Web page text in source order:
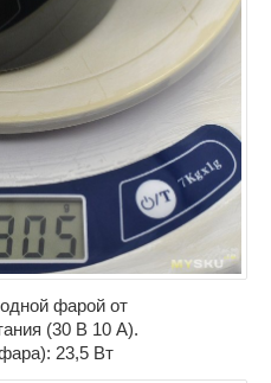
фарой от
(30 В 10 А).
23,5 Вт